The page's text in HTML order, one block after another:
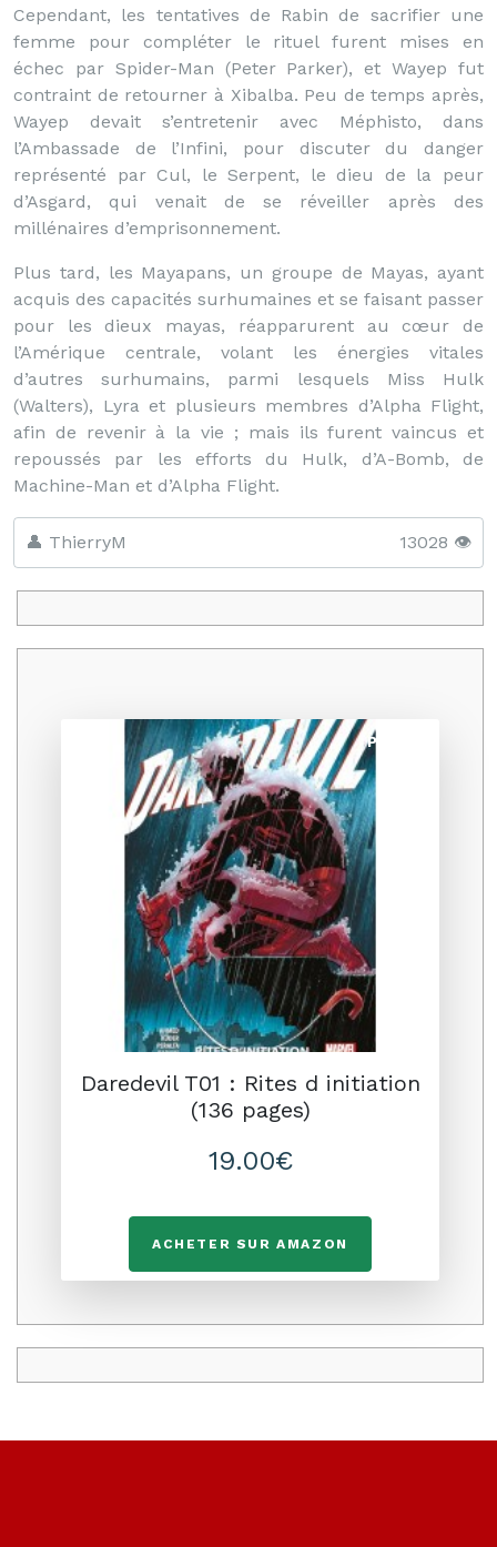
Cependant, les tentatives de Rabin de sacrifier une
femme pour compléter le rituel furent mises en
échec par Spider-Man (Peter Parker), et Wayep fut
contraint de retourner à Xibalba. Peu de temps après,
Wayep devait s’entretenir avec Méphisto, dans
l’Ambassade de l’Infini, pour discuter du danger
représenté par Cul, le Serpent, le dieu de la peur
d’Asgard, qui venait de se réveiller après des
millénaires d’emprisonnement.
Plus tard, les Mayapans, un groupe de Mayas, ayant
acquis des capacités surhumaines et se faisant passer
pour les dieux mayas, réapparurent au cœur de
l’Amérique centrale, volant les énergies vitales
d’autres surhumains, parmi lesquels Miss Hulk
(Walters), Lyra et plusieurs membres d’Alpha Flight,
afin de revenir à la vie ; mais ils furent vaincus et
repoussés par les efforts du Hulk, d’A-Bomb, de
Machine-Man et d’Alpha Flight.
👤 ThierryM 13028 👁️
Promo
Daredevil T01 : Rites d initiation
(136 pages)
19.00€
ACHETER SUR AMAZON